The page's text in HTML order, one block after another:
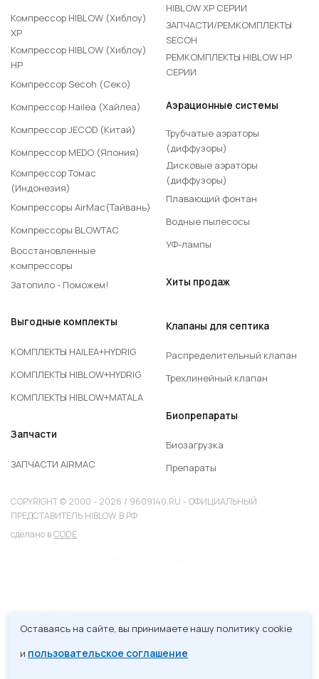
Компрессор HIBLOW (Хиблоу)
XP
Компрессор HIBLOW (Хиблоу)
HP
Компрессор Secoh (Секо)
Компрессор Hailea (Хайлеа)
Компрессор JECOD (Китай)
Компрессор MEDO (Япония)
Компрессор Томас
(Индонезия)
Компрессоры AirMac(Тайвань)
Компрессоры BLOWTAC
Восстановленные
компрессоры
Затопило - Поможем!
Выгодные комплекты
КОМПЛЕКТЫ HAILEA+HYDRIG
КОМПЛЕКТЫ HIBLOW+HYDRIG
КОМПЛЕКТЫ HIBLOW+MATALA
Запчасти
ЗАПЧАСТИ AIRMAC
HIBLOW XP СЕРИИ
ЗАПЧАСТИ/РЕМКОМПЛЕКТЫ
SECOH
РЕМКОМПЛЕКТЫ HIBLOW HP
СЕРИИ
Аэрационные системы
Трубчатые аэраторы
(диффузоры)
Дисковые аэраторы
(диффузоры)
Плавающий фонтан
Водные пылесосы
УФ-лампы
Хиты продаж
Клапаны для септика
Распределительный клапан
Трехлинейный клапан
Биопрепараты
Биозагрузка
Препараты
COPYRIGHT © 2000 - 2026 / 9609140.RU - ОФИЦИАЛЬНЫЙ
ПРЕДСТАВИТЕЛЬ HIBLOW В РФ
сделано вCODE
Оставаясь на сайте, вы принимаете нашу политику cookie
и пользовательское соглашение